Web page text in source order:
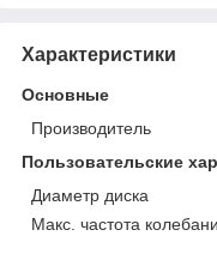
Характеристики
Основные
Производитель
Пользовательские
Диаметр диска
Макс. частота